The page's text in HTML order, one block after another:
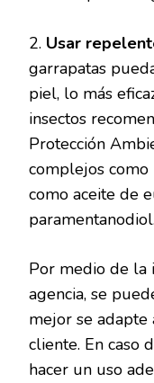
2. Usar
garrapatas
piel, lo más
insectos
Protección
complejos como
como aceite de
paramentanodiol.
Por medio de la
agencia, se
mejor se adapte
cliente. En caso
hacer un uso